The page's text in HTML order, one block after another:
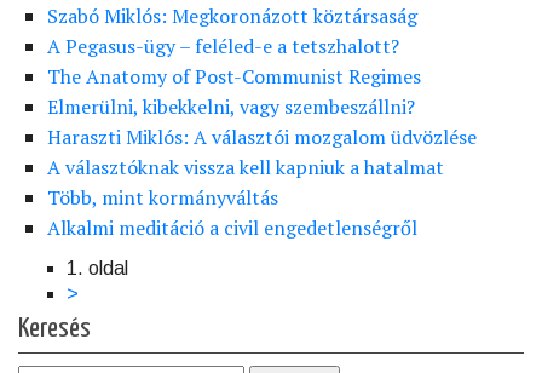
Szabó Miklós: Megkoronázott köztársaság
A Pegasus-ügy – feléled-e a tetszhalott?
The Anatomy of Post-Communist Regimes
Elmerülni, kibekkelni, vagy szembeszállni?
Haraszti Miklós: A választói mozgalom üdvözlése
A választóknak vissza kell kapniuk a hatalmat
Több, mint kormányváltás
Alkalmi meditáció a civil engedetlenségről
Oldalszámozás
1. oldal
Következő
oldal
>
Keresés